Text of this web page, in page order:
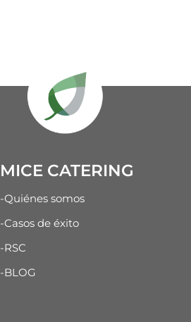
MICE CATERING
-Quiénes somos
-Casos de éxito
-RSC
-BLOG